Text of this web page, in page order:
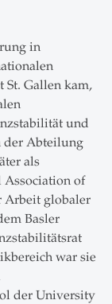
in
Gallen kam,
und
der Abteilung
als
Association of
Arbeit globaler
Basler
war sie
der University